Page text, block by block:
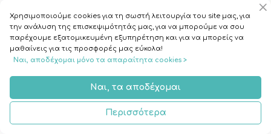
ΣΤΟ ΚΑΛΑΘΙ
LUXURIOUS - Sun Care Pack
High Protection Face Cream
SPF50 (75ml) & Su …
110 Πόντοι
Χρησιμοποιούμε cookies για τη σωστή λειτουργία του site μας, για
την ανάλυση της επισκεψιμότητάς μας, για να μπορούμε να σου
παρέχουμε εξατομικευμένη εξυπηρέτηση και για να μπορείς να
μαθαίνεις για τις προσφορές μας εύκολα!
Ναι, αποδέχομαι μόνο τα απαραίτητα cookies >
Ναι, τα αποδέχομαι
Περισσότερα